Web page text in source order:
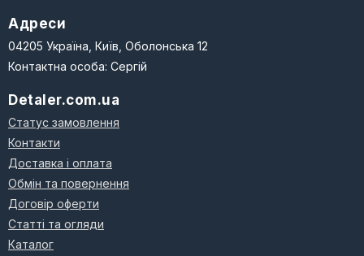
Адреси
04205 Україна, Київ, Оболонська 12
Контактна особа: Сергій
Detaler.com.ua
Статус замовлення
Контакти
Доставка і оплата
Обмін та повернення
Договір оферти
Статті та огляди
Каталог